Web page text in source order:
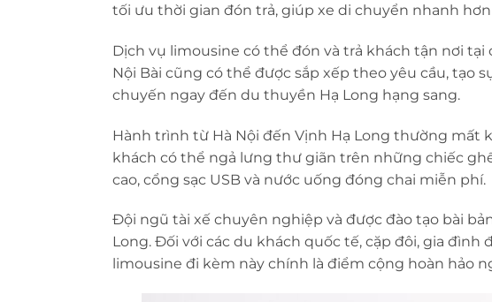
tối ưu thời gian đón trả, giúp xe di chuyển nhanh
Dịch vụ limousine có thể đón và trả khách tận nơi tại
Nội Bài cũng có thể được sắp xếp theo yêu cầu, tạo
chuyến ngay đến du thuyền Hạ Long hạng sang.
Hành trình từ Hà Nội đến Vịnh Hạ Long thường mất
khách có thể ngả lưng thư giãn trên những chiếc
cao, cổng sạc USB và nước uống đóng chai miễn phí.
Đội ngũ tài xế chuyên nghiệp và được đào tạo bài
Long. Đối với các du khách quốc tế, cặp đôi, gia
limousine đi kèm này chính là điểm cộng hoàn hảo